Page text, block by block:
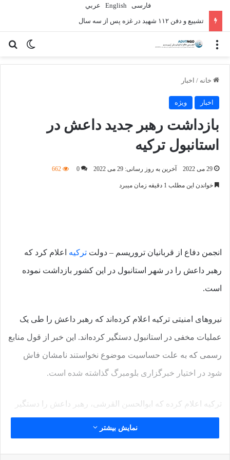
فارسی English
عربي
تشییع و دفن ۱۱۲ شهید در غزه پس از سه سال
تغییر منو
خانه / اخبار
اخبار ویژه
بازداشت رهبر جدید داعش در
استانبول ترکیه
29 می 2022 آخرین به روز رسانی: 29 می 2022 0
662
خواندن این مطلب 1 دقیقه زمان میبرد
انجمن دفاع از قربانیان تروریسم – دولت ترکیه اعلام کرد که
رهبر داعش را در شهر استانبول در این کشور بازداشت نموده
است.
نیروهای امنیتی ترکیه اعلام کرده‌اند که رهبر داعش را طی یک
عملیات مخفی در استانبول دستگیر کرده‌اند. این خبر از قول منابع
رسمی که به علت حساسیت موضوع نخواستند نامشان فاش
شود در اختیار خبرگزاری بلومبرگ گذاشته شده است.
ترکیه اعلام کرده که ابوالحسن القرشی، رهبر داعش را دستگیر
نمایش بیشتر